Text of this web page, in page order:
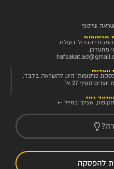
שיתופי
פרסומותהגדול בעולם
מתעדכן.
יוצריםפרסומות' הינן להשראה בלבד.
סעיף 27 א'
ניוזאצלך במייל ←
להפסקה